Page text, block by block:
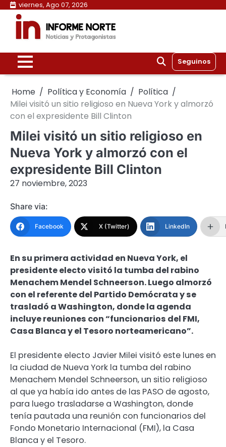
Skip
content
viernes, Ago 07, 2026
Seguinos
Home Política y Economía
Política
Milei visitó un sitio religioso en Nueva York y almorzó
con el expresidente Bill Clinton
Milei visitó un sitio religioso en
Nueva York y almorzó con el
expresidente Bill Clinton
27 noviembre, 2023
Share via:
Facebook X (Twitter) LinkedIn
En su primera actividad en Nueva York, el
presidente electo visitó la tumba del rabino
Menachem Mendel Schneerson. Luego almorzó
con el referente del Partido Demócrata y se
trasladó a Washington, donde la agenda
incluye reuniones con “funcionarios del FMI,
Casa Blanca y el Tesoro norteamericano”.
El presidente electo Javier Milei visitó este lunes en
la ciudad de Nueva York la tumba del rabino
Menachem Mendel Schneerson, un sitio religioso
al que ya había ido antes de las PASO de agosto,
para luego trasladarse a Washington, donde
tenía pautada una reunión con funcionarios del
Fondo Monetario Internacional (FMI), la Casa
Blanca y el Tesoro.